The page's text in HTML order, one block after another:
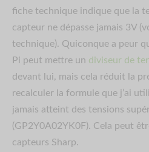
fiche technique indique que la
capteur ne dépasse jamais 3V
technique). Quiconque a peur
Pi peut mettre un diviseur de
devant lui, mais cela réduit la
recalculer la formule que j’ai
jamais atteint des tensions
(GP2Y0A02YK0F). Cela peut
capteurs Sharp.